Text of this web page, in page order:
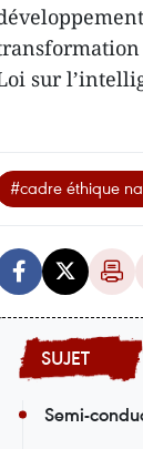
sur
#cadre éthique
Semi-